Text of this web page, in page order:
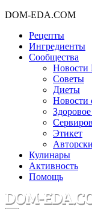
DOM-EDA.COM
Рецепты
Ингредиенты
Сообщества
Новости
Советы
Диеты
Новости
Этикет
Кулинары
Активность
Помощь